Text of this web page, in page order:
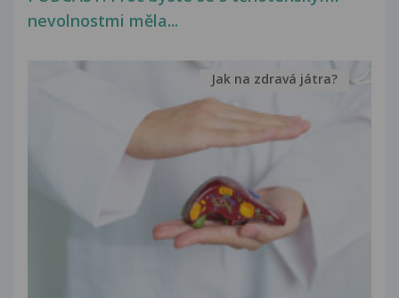
nevolnostmi měla...
Jak na zdravá játra?